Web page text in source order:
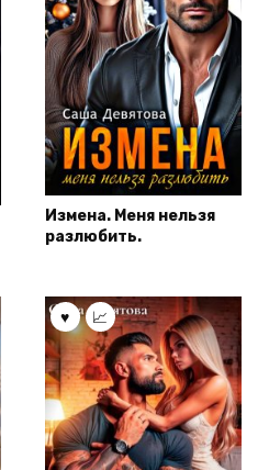
Измена. Меня нельзя
разлюбить.